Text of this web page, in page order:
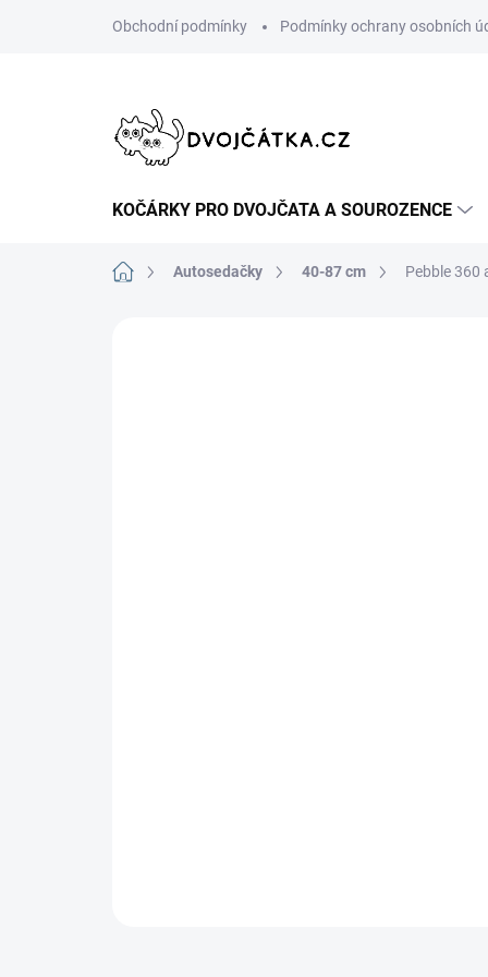
Obchodní podmínky Podmínky ochrany osobních
KOČÁRKY PRO DVOJČATA A SOUROZENCE
Domů Autosedačky 40-87 cm Pebble 360